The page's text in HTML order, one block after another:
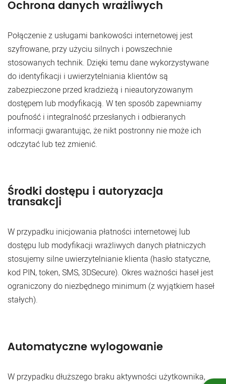
Ochrona danych wrażliwych
Połączenie z usługami bankowości internetowej jest
szyfrowane, przy użyciu silnych i powszechnie
stosowanych technik. Dzięki temu dane wykorzystywane
do identyfikacji i uwierzytelniania klientów są
zabezpieczone przed kradzieżą i nieautoryzowanym
dostępem lub modyfikacją. W ten sposób zapewniamy
poufność i integralność przesłanych i odbieranych
informacji gwarantując, że nikt postronny nie może ich
odczytać lub też zmienić.
Środki dostępu i autoryzacja
transakcji
W przypadku inicjowania płatności internetowej lub
dostępu lub modyfikacji wrażliwych danych płatniczych
stosujemy silne uwierzytelnianie klienta (hasło statyczne,
kod PIN, token, SMS, 3DSecure). Okres ważności haseł jest
ograniczony do niezbędnego minimum (z wyjątkiem haseł
stałych).
Automatyczne wylogowanie
W przypadku dłuższego braku aktywności użytkownika,